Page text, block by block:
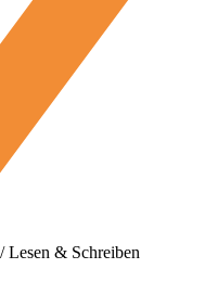
Lesen & Schreiben